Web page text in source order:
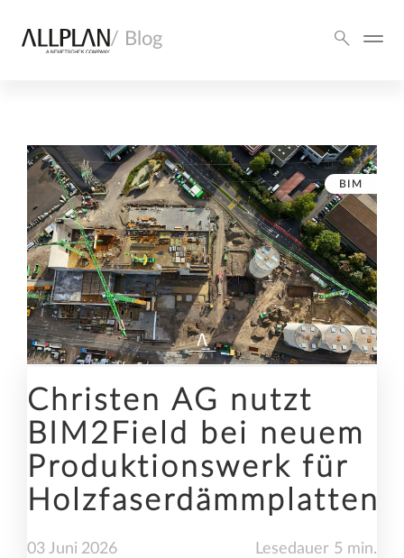
/ Blog
BIM
Christen AG nutzt
BIM2Field bei neuem
Produktionswerk für
Holzfaserdämmplatten
03 Juni 2026 Lesedauer 5 min.